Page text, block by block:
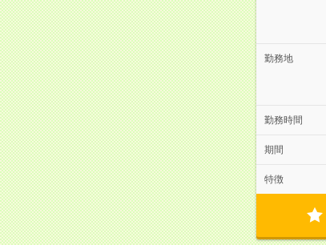
勤務地
勤務時間
期間
特徴